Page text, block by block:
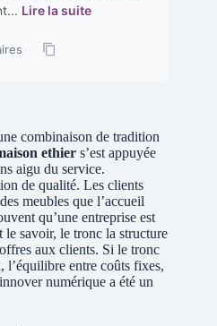
Lire la suite
·
combinaison de tradition
ethier s’est appuyée
aigu du service.
de qualité. Les clients
meubles que l’accueil
qu’une entreprise est
le savoir, le tronc la structure
aux clients. Si le tronc
l’équilibre entre coûts fixes,
numérique a été un